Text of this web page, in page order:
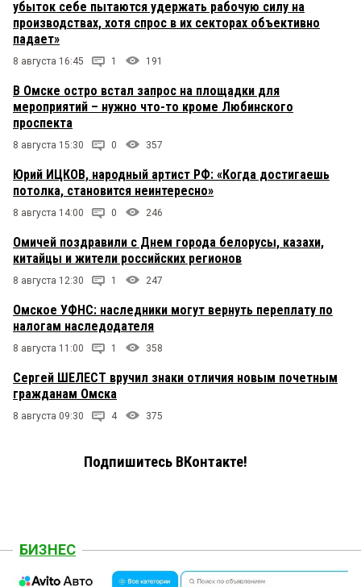
убыток себе пытаются удержать рабочую силу на
производствах, хотя спрос в их секторах объективно
падает»
8 августа 16:45 1 191
В Омске остро встал запрос на площадки для
мероприятий – нужно что-то кроме Любинского
проспекта
8 августа 15:30 0 357
Юрий ИЦКОВ, народный артист РФ: «Когда достигаешь
потолка, становится неинтересно»
8 августа 14:00 0 246
Омичей поздравили с Днем города белорусы, казахи,
китайцы и жители российских регионов
8 августа 12:30 1 247
Омское УФНС: наследники могут вернуть переплату по
налогам наследодателя
8 августа 11:00 1 358
Сергей ШЕЛЕСТ вручил знаки отличия новым почетным
гражданам Омска
8 августа 09:30 4 375
Подпишитесь ВКонтакте!
БИЗНЕС